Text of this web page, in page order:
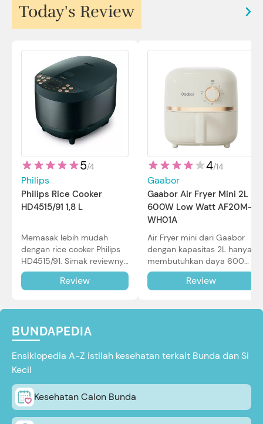
Today's Review
5/4
Philips
Philips Rice Cooker
HD4515/91 1,8 L
Memasak lebih mudah
dengan rice cooker Philips
HD4515/91. Simak reviewnya
di sini.
Review
4/14
Gaabor
Gaabor Air Fryer Mini 2L
600W Low Watt AF20M-
WH01A
Air Fryer mini dari Gaabor
dengan kapasitas 2L hanya
membutuhkan daya 600W
dalam pemakaian. Simak
review selengkapnya di sini.
Review
BUNDAPEDIA
Ensiklopedia A-Z istilah kesehatan terkait Bunda dan Si
Kecil
Kesehatan Calon Bunda